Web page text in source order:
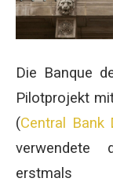
Die Banque
Pilotprojekt
(Central Bank
verwendete